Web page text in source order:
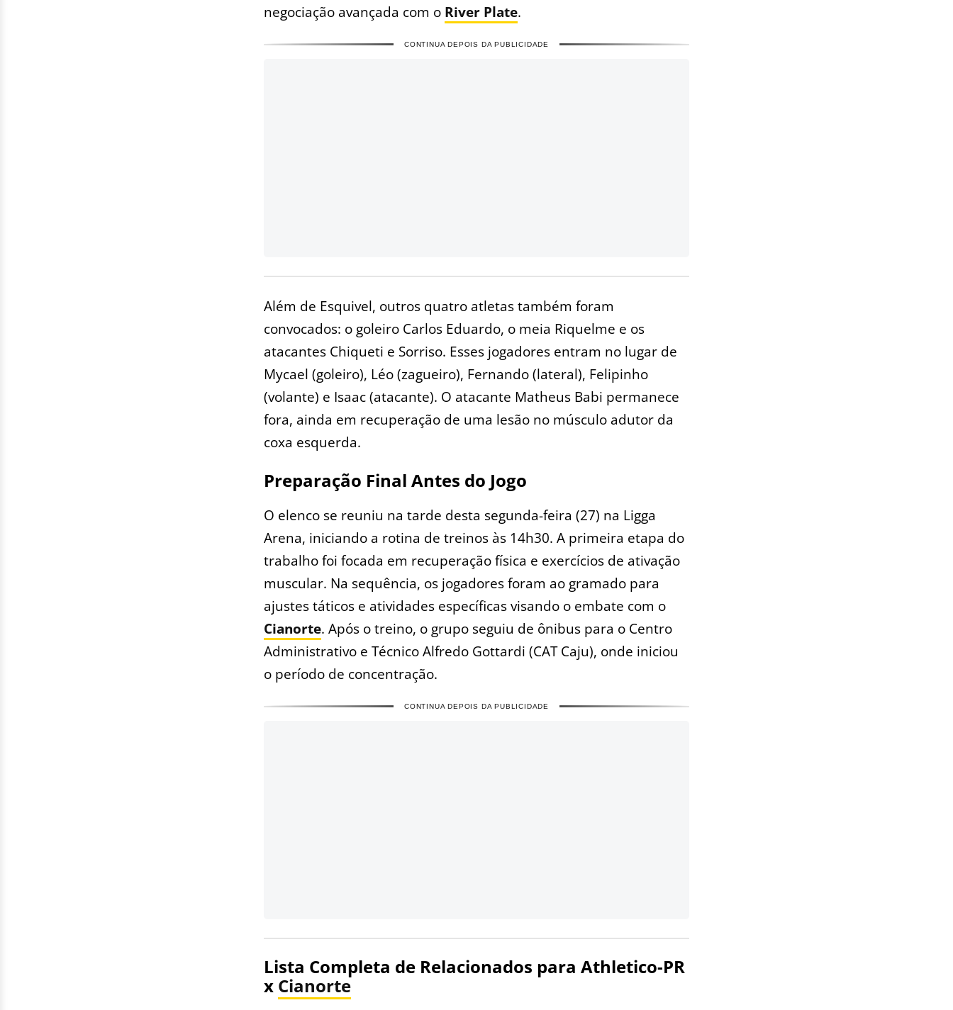
negociação avançada com o River Plate.
CONTINUA DEPOIS DA PUBLICIDADE
Além de Esquivel, outros quatro atletas também foram
convocados: o goleiro Carlos Eduardo, o meia Riquelme e os
atacantes Chiqueti e Sorriso. Esses jogadores entram no lugar de
Mycael (goleiro), Léo (zagueiro), Fernando (lateral), Felipinho
(volante) e Isaac (atacante). O atacante Matheus Babi permanece
fora, ainda em recuperação de uma lesão no músculo adutor da
coxa esquerda.
Preparação Final Antes do Jogo
O elenco se reuniu na tarde desta segunda-feira (27) na Ligga
Arena, iniciando a rotina de treinos às 14h30. A primeira etapa do
trabalho foi focada em recuperação física e exercícios de ativação
muscular. Na sequência, os jogadores foram ao gramado para
ajustes táticos e atividades específicas visando o embate com o
Cianorte. Após o treino, o grupo seguiu de ônibus para o Centro
Administrativo e Técnico Alfredo Gottardi (CAT Caju), onde iniciou
o período de concentração.
CONTINUA DEPOIS DA PUBLICIDADE
Lista Completa de Relacionados para Athletico-PR
x Cianorte